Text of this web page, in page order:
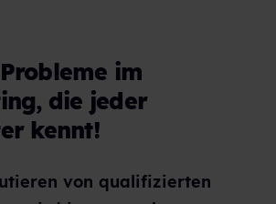
im
die jeder
kennt!
von qualifizierten